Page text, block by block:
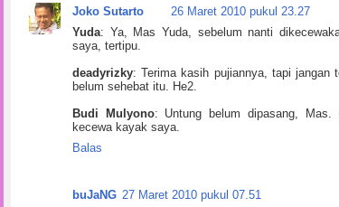
Joko Sutarto
26 Maret 2010 pukul 23.27
Yuda: Ya, Mas Yuda, sebelum nanti
saya, tertipu.
deadyrizky: Terima kasih pujiannya, tapi jangan
belum sehebat itu. He2.
Budi Mulyono: Untung belum dipasang,
kecewa kayak saya.
Balas
buJaNG 27 Maret 2010 pukul 07.51